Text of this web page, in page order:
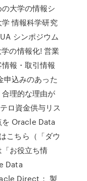
大学の情報シ
情報科学研究
シンポジウム
の情報化! 営業
報・取引情報
申込みのあった
理的な理由が
ロ資金供与リス
を Oracle Data
こちら（「ダウ
お役立ち情
Data
Direct： 製